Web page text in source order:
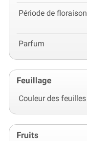
Période de floraison
Parfum
Feuillage
Couleur des feuilles
Fruits